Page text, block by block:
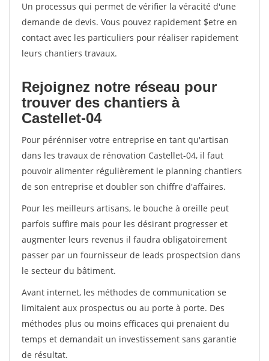
Un processus qui permet de vérifier la véracité d'une
demande de devis. Vous pouvez rapidement $etre en
contact avec les particuliers pour réaliser rapidement
leurs chantiers travaux.
Rejoignez notre réseau pour
trouver des chantiers à
Castellet-04
Pour pérénniser votre entreprise en tant qu'artisan
dans les travaux de rénovation Castellet-04, il faut
pouvoir alimenter régulièrement le planning chantiers
de son entreprise et doubler son chiffre d'affaires.
Pour les meilleurs artisans, le bouche à oreille peut
parfois suffire mais pour les désirant progresser et
augmenter leurs revenus il faudra obligatoirement
passer par un fournisseur de leads prospectsion dans
le secteur du bâtiment.
Avant internet, les méthodes de communication se
limitaient aux prospectus ou au porte à porte. Des
méthodes plus ou moins efficaces qui prenaient du
temps et demandait un investissement sans garantie
de résultat.